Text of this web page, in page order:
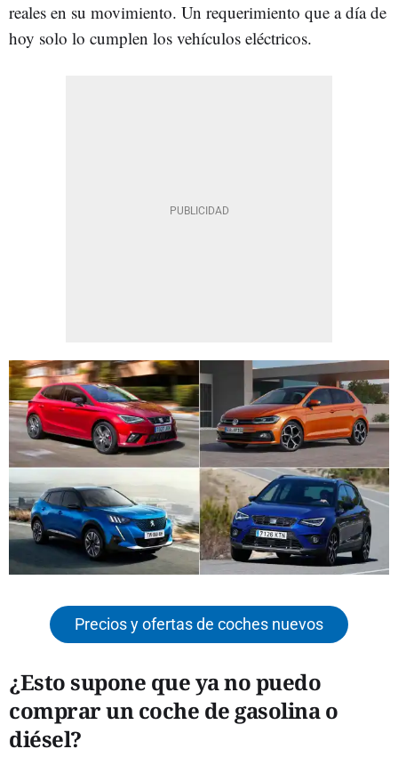
reales en su movimiento. Un requerimiento que a día de
hoy solo lo cumplen los vehículos eléctricos.
Precios y ofertas de coches nuevos
¿Esto supone que ya no puedo
comprar un coche de gasolina o
diésel?